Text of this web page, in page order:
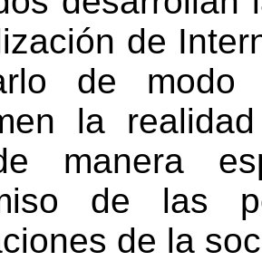
de
de modo
la
manera
de las
de la